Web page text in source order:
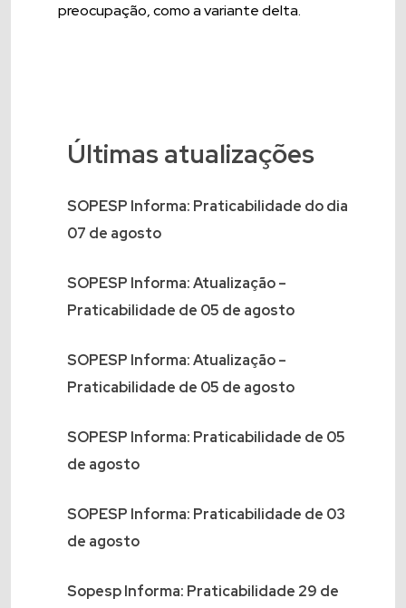
preocupação, como a variante delta.
Últimas atualizações
SOPESP Informa: Praticabilidade do dia
07 de agosto
SOPESP Informa: Atualização –
Praticabilidade de 05 de agosto
SOPESP Informa: Atualização –
Praticabilidade de 05 de agosto
SOPESP Informa: Praticabilidade de 05
de agosto
SOPESP Informa: Praticabilidade de 03
de agosto
Sopesp Informa: Praticabilidade 29 de